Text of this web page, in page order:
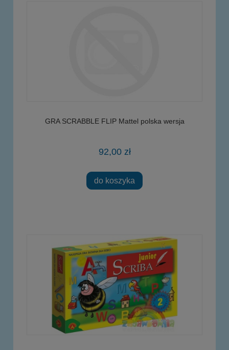
GRA SCRABBLE FLIP Mattel polska wersja
92,00 zł
do koszyka